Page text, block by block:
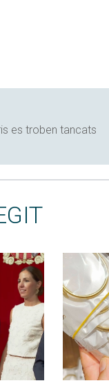
es troben tancats